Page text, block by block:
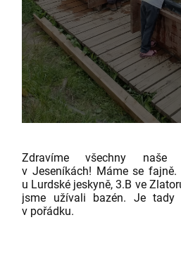
Zdravíme všechny
v Jeseníkách! Máme se
u Lurdské jeskyně, 3.B ve
jsme užívali bazén. Je tady
v pořádku.